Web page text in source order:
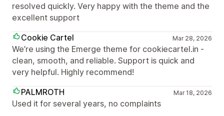
resolved quickly. Very happy with the theme and the
excellent support
Cookie Cartel
Mar 28, 2026
We’re using the Emerge theme for cookiecartel.in -
clean, smooth, and reliable. Support is quick and
very helpful. Highly recommend!
PALMROTH
Mar 18, 2026
Used it for several years, no complaints